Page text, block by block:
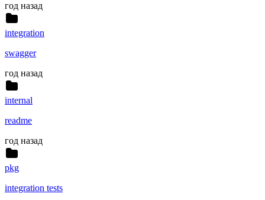
год назад
integration
swagger
год назад
internal
readme
год назад
pkg
integration tests